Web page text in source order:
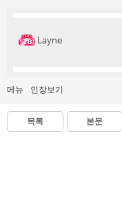
Layne
메뉴 인장보기
목록 본문